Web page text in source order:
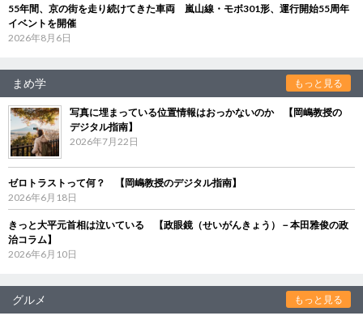
55年間、京の街を走り続けてきた車両 嵐山線・モボ301形、運行開始55周年
イベントを開催
2026年8月6日
まめ学 もっと見る
写真に埋まっている位置情報はおっかないのか 【岡嶋教授の
デジタル指南】
2026年7月22日
ゼロトラストって何？ 【岡嶋教授のデジタル指南】
2026年6月18日
きっと大平元首相は泣いている 【政眼鏡（せいがんきょう）－本田雅俊の政
治コラム】
2026年6月10日
グルメ もっと見る